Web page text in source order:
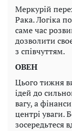
Меркурій
Рака. Логіка
саме час
дозволити
з співчуттям.
ОВЕН
Цього тижня
ідей до
вагу, а
центрі уваги.
зосередьтеся